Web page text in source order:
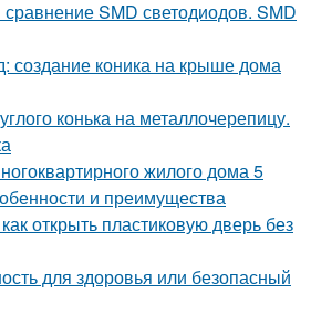
сравнение SMD светодиодов. SMD
создание коника на крыше дома
конька на металлочерепицу.
жилого дома 5
и преимущества
открыть пластиковую дверь без
для здоровья или безопасный